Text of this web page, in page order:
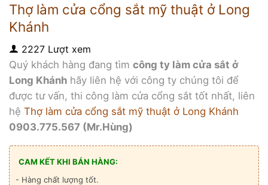
Thợ làm cửa cổng sắt mỹ thuật ở Long
Khánh
2227 Lượt xem
Quý khách hàng đang tìm công ty làm cửa sắt ở
Long Khánh hãy liên hệ với công ty chúng tôi để
được tư vấn, thi công làm cửa cổng sắt tốt nhất, liên
hệ Thợ làm cửa cổng sắt mỹ thuật ở Long Khánh
0903.775.567 (Mr.Hùng)
CAM KẾT KHI BÁN HÀNG:
- Hàng chất lượng tốt.